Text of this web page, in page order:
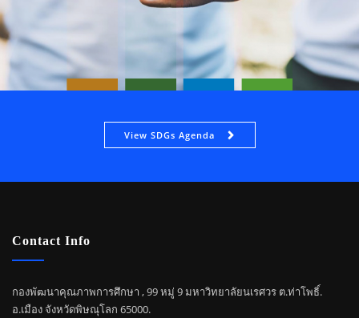
View SDGs Agenda
Contact Info
กองพัฒนาคุณภาพการศึกษา , 99 หมู่ 9 มหาวิทยาลัยนเรศวร ต.ท่าโพธิ์.
อ.เมือง จังหวัดพิษณุโลก 65000.